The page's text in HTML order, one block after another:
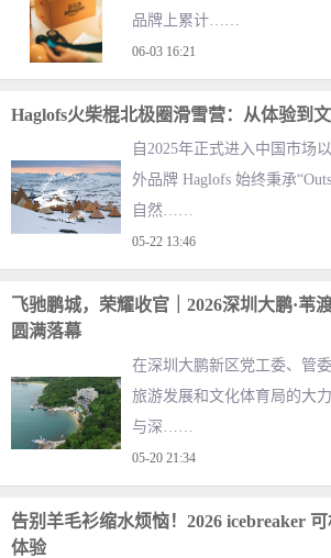
品牌上累计……
06-03 16:21
Haglofs火柴棍北极圈滑雪营：从体验到
自2025年正式进入中国市场
外品牌 Haglofs 始终秉承
自然……
05-22 13:46
飞驰鹏城，荣耀收官｜2026深圳大鹏·苇
圆满落幕
在深圳大鹏新区党工委、管
旅游发展和文化体育局的大
与深……
05-20 21:34
告别羊毛衫缩水烦恼！2026 icebreaker
体验